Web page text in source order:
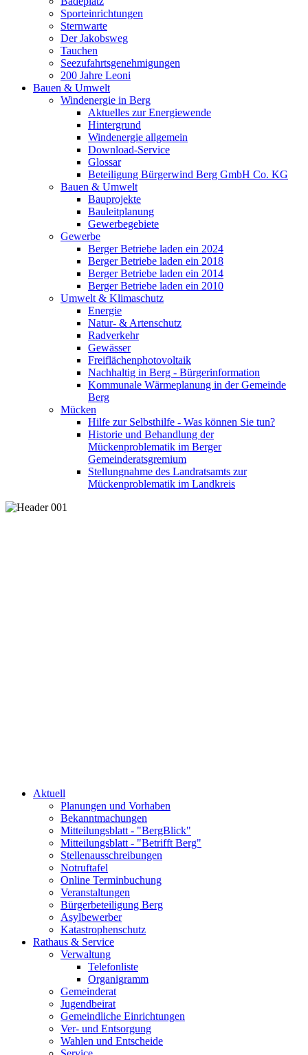
Sporteinrichtungen
Sternwarte
Der Jakobsweg
Tauchen
Seezufahrtsgenehmigungen
200 Jahre Leoni
Bauen & Umwelt
Windenergie in Berg
Aktuelles zur Energiewende
Hintergrund
Windenergie allgemein
Download-Service
Glossar
Beteiligung Bürgerwind Berg GmbH Co. KG
Bauen & Umwelt
Bauprojekte
Bauleitplanung
Gewerbegebiete
Gewerbe
Berger Betriebe laden ein 2024
Berger Betriebe laden ein 2018
Berger Betriebe laden ein 2014
Berger Betriebe laden ein 2010
Umwelt & Klimaschutz
Energie
Natur- & Artenschutz
Radverkehr
Gewässer
Freiflächenphotovoltaik
Nachhaltig in Berg - Bürgerinformation
Kommunale Wärmeplanung in der Gemeinde
Berg
Mücken
Hilfe zur Selbsthilfe - Was können Sie tun?
Historie und Behandlung der
Mückenproblematik im Berger
Gemeinderatsgremium
Stellungnahme des Landratsamts zur
Mückenproblematik im Landkreis
Aktuell
Planungen und Vorhaben
Bekanntmachungen
Mitteilungsblatt - "BergBlick"
Mitteilungsblatt - "Betrifft Berg"
Stellenausschreibungen
Notruftafel
Online Terminbuchung
Veranstaltungen
Bürgerbeteiligung Berg
Asylbewerber
Katastrophenschutz
Rathaus & Service
Verwaltung
Telefonliste
Organigramm
Gemeinderat
Jugendbeirat
Gemeindliche Einrichtungen
Ver- und Entsorgung
Wahlen und Entscheide